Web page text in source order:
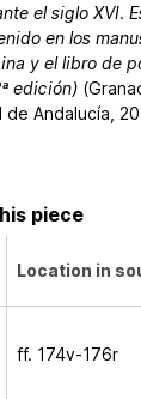
el siglo XVI.
en los
y el libro de
edición)
de Andalucía,
piece
Location in
ff. 174v-176r